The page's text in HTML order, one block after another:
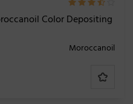
Color Depositing
Moroccanoil